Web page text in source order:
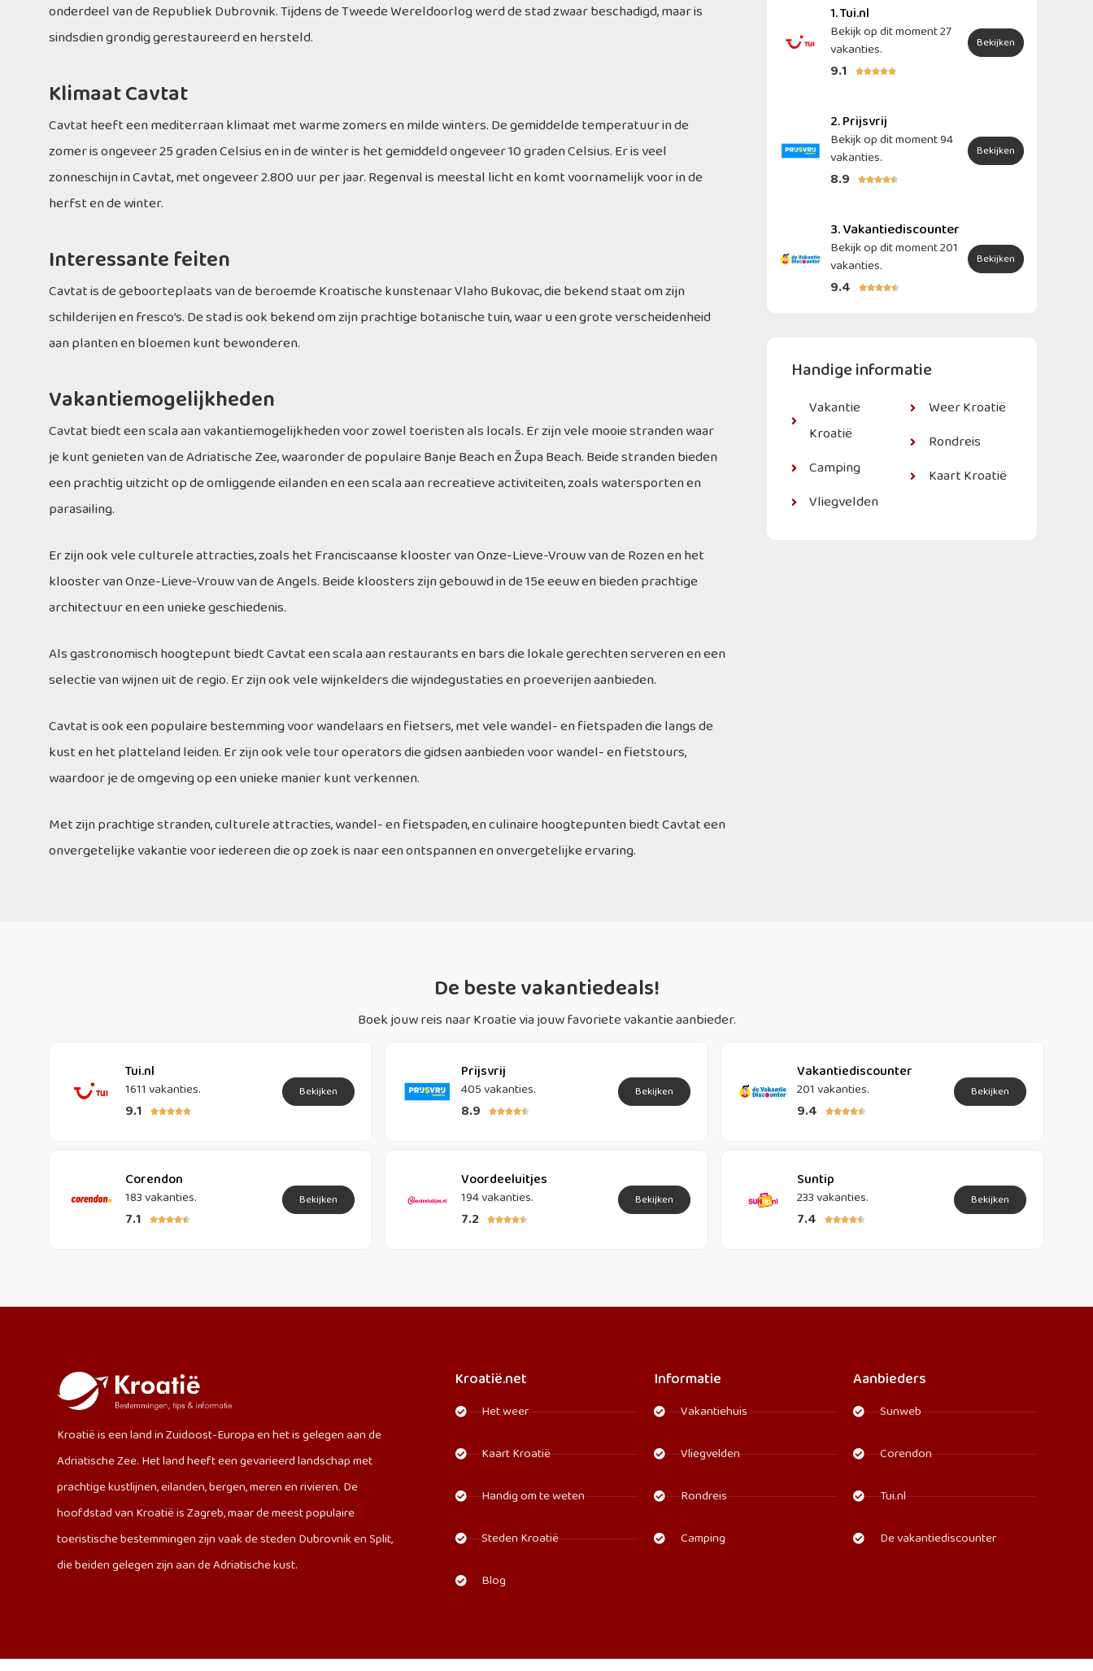
onderdeel van de Republiek Dubrovnik. Tijdens de Tweede Wereldoorlog werd de stad zwaar beschadigd, maar is
sindsdien grondig gerestaureerd en hersteld.
Klimaat Cavtat
Cavtat heeft een mediterraan klimaat met warme zomers en milde winters. De gemiddelde temperatuur in de
zomer is ongeveer 25 graden Celsius en in de winter is het gemiddeld ongeveer 10 graden Celsius. Er is veel
zonneschijn in Cavtat, met ongeveer 2.800 uur per jaar. Regenval is meestal licht en komt voornamelijk voor in de
herfst en de winter.
Interessante feiten
Cavtat is de geboorteplaats van de beroemde Kroatische kunstenaar Vlaho Bukovac, die bekend staat om zijn
schilderijen en fresco’s. De stad is ook bekend om zijn prachtige botanische tuin, waar u een grote verscheidenheid
aan planten en bloemen kunt bewonderen.
Vakantiemogelijkheden
Cavtat biedt een scala aan vakantiemogelijkheden voor zowel toeristen als locals. Er zijn vele mooie stranden waar
je kunt genieten van de Adriatische Zee, waaronder de populaire Banje Beach en Župa Beach. Beide stranden bieden
een prachtig uitzicht op de omliggende eilanden en een scala aan recreatieve activiteiten, zoals watersporten en
parasailing.
Er zijn ook vele culturele attracties, zoals het Franciscaanse klooster van Onze-Lieve-Vrouw van de Rozen en het
klooster van Onze-Lieve-Vrouw van de Angels. Beide kloosters zijn gebouwd in de 15e eeuw en bieden prachtige
architectuur en een unieke geschiedenis.
Als gastronomisch hoogtepunt biedt Cavtat een scala aan restaurants en bars die lokale gerechten serveren en een
selectie van wijnen uit de regio. Er zijn ook vele wijnkelders die wijndegustaties en proeverijen aanbieden.
Cavtat is ook een populaire bestemming voor wandelaars en fietsers, met vele wandel- en fietspaden die langs de
kust en het platteland leiden. Er zijn ook vele tour operators die gidsen aanbieden voor wandel- en fietstours,
waardoor je de omgeving op een unieke manier kunt verkennen.
Met zijn prachtige stranden, culturele attracties, wandel- en fietspaden, en culinaire hoogtepunten biedt Cavtat een
onvergetelijke vakantie voor iedereen die op zoek is naar een ontspannen en onvergetelijke ervaring.
1. Tui.nl
Bekijk op dit moment 27
vakanties.
9.1 
Bekijken
2. Prijsvrij
Bekijk op dit moment 94
vakanties.
8.9 
Bekijken
3. Vakantiediscounter
Bekijk op dit moment 201
vakanties.
9.4 
Bekijken
Handige informatie
Vakantie
Kroatië
Camping
Vliegvelden
Weer Kroatië
Rondreis
Kaart Kroatië
De beste vakantiedeals!
Boek jouw reis naar Kroatie via jouw favoriete vakantie aanbieder.
Tui.nl
1611 vakanties.
9.1 
Bekijken
Prijsvrij
405 vakanties.
8.9 
Bekijken
Vakantiediscounter
201 vakanties.
9.4 
Bekijken
Corendon
183 vakanties.
7.1 
Bekijken
Voordeeluitjes
194 vakanties.
7.2 
Bekijken
Suntip
233 vakanties.
7.4 
Bekijken
Kroatië is een land in Zuidoost-Europa en het is gelegen aan de
Adriatische Zee. Het land heeft een gevarieerd landschap met
prachtige kustlijnen, eilanden, bergen, meren en rivieren. De
hoofdstad van Kroatië is Zagreb, maar de meest populaire
toeristische bestemmingen zijn vaak de steden Dubrovnik en Split,
die beiden gelegen zijn aan de Adriatische kust.
Kroatië.net
Het weer
Kaart Kroatië
Handig om te weten
Steden Kroatië
Blog
Informatie
Vakantiehuis
Vliegvelden
Rondreis
Camping
Aanbieders
Sunweb
Corendon
Tui.nl
De vakantiediscounter